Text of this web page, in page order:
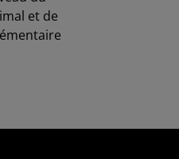
et de